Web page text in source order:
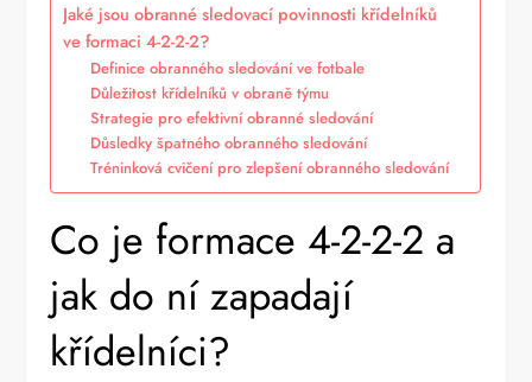
Jaké jsou obranné sledovací povinnosti křídelníků
ve formaci 4-2-2-2?
Definice obranného sledování ve fotbale
Důležitost křídelníků v obraně týmu
Strategie pro efektivní obranné sledování
Důsledky špatného obranného sledování
Tréninková cvičení pro zlepšení obranného sledování
Co je formace 4-2-2-2 a
jak do ní zapadají
křídelníci?